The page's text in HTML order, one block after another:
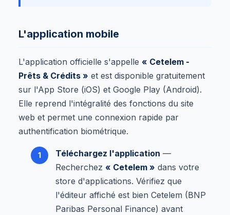
L'application mobile
L'application officielle s'appelle « Cetelem -
Prêts & Crédits » et est disponible gratuitement
sur l'App Store (iOS) et Google Play (Android).
Elle reprend l'intégralité des fonctions du site
web et permet une connexion rapide par
authentification biométrique.
Téléchargez l'application —
Recherchez « Cetelem » dans votre
store d'applications. Vérifiez que
l'éditeur affiché est bien Cetelem (BNP
Paribas Personal Finance) avant